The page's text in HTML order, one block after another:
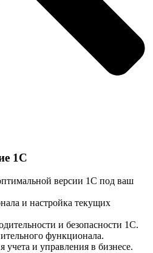
1С
версии 1С под ваш
и настройка текущих
и безопасности 1С.
функционала.
учета и управления в бизнесе.